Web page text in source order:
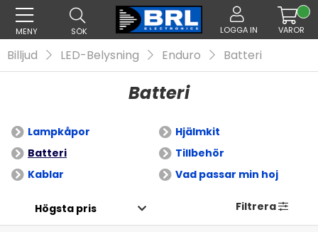
MENY SÖK LOGGA IN VAROR
Billjud LED-Belysning Enduro Batteri
Batteri
Lampkåpor
Hjälmkit
Batteri
Tillbehör
Kablar
Vad passar min hoj
Filtrera